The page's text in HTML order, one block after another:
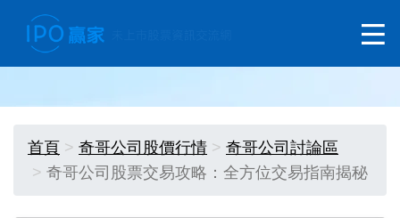
首頁 奇哥公司股價行情
奇哥公司討論區
奇哥公司股票交易攻略：全方位交易指南揭秘